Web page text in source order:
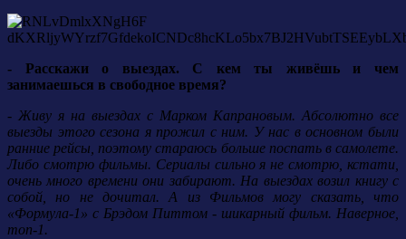
- Расскажи о выездах. С кем ты живёшь и чем
занимаешься в свободное время?
- Живу я на выездах с Марком Капрановым. Абсолютно все
выезды этого сезона я прожил с ним. У нас в основном были
ранние рейсы, поэтому стараюсь больше поспать в самолете.
Либо смотрю фильмы. Сериалы сильно я не смотрю, кстати,
очень много времени они забирают. На выездах возил книгу с
собой, но не дочитал. А из Фильмов могу сказать, что
«Формула-1» с Брэдом Питтом - шикарный фильм. Наверное,
топ-1.